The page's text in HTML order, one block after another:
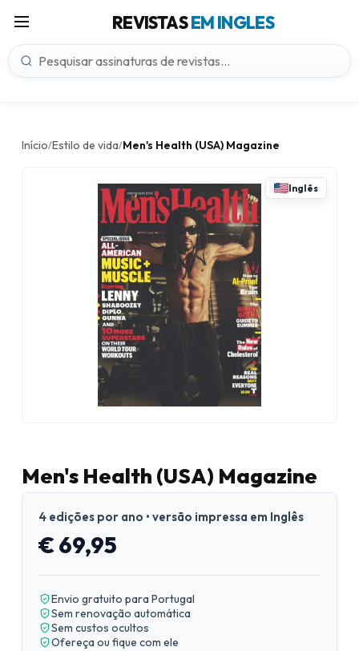
REVISTASEM INGLES
Início/Estilo de vida/Men's Health (USA) Magazine
Inglês
Men's Health (USA) Magazine
4 edições por ano • versão impressa em Inglês
€ 69,95
Envio gratuito para Portugal
Sem renovação automática
Sem custos ocultos
Ofereça ou fique com ele